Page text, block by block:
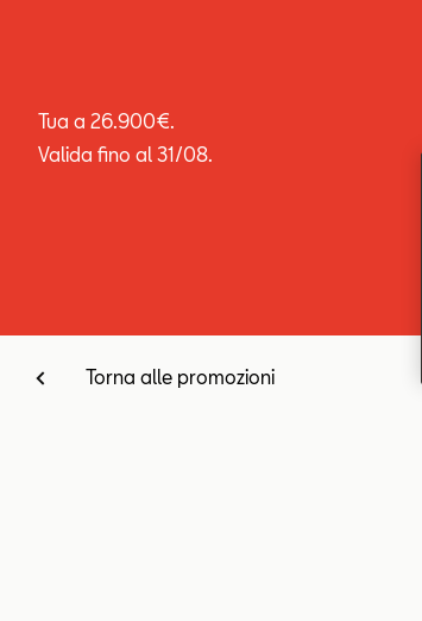
Tua a 26.900€.
Valida fino al 31/08.
Torna alle promozioni